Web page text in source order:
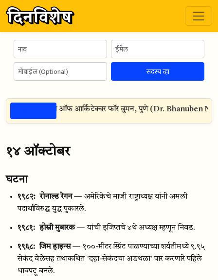
सदस्य व्हा
नानावटी कॉलेज ऑफ आर्किटेक्चर फॉर वुमन, पुणे (Dr. Bhanuben
१४ ऑक्टोबर
घटना
१९८२: रोनाल्ड रेगन — अमेरिकेचे माजी राष्ट्राध्यक्ष यांनी अमली
पदार्थांविरुद्ध युद्ध पुकारले.
१९८१: होस्नी मुबारक — यांची इजिप्तचे ४थे अध्यक्ष म्हणून निवड.
१९६८: जिम हाइन्स — १००-मीटर स्प्रिंट पाळण्याच्या शर्यतीमध्ये ९.९५
सेकंद वेळेसह तथाकथित 'दहा-सेकंदचा अडथळा' पार करणारे पहिले
धावपटू बनले.